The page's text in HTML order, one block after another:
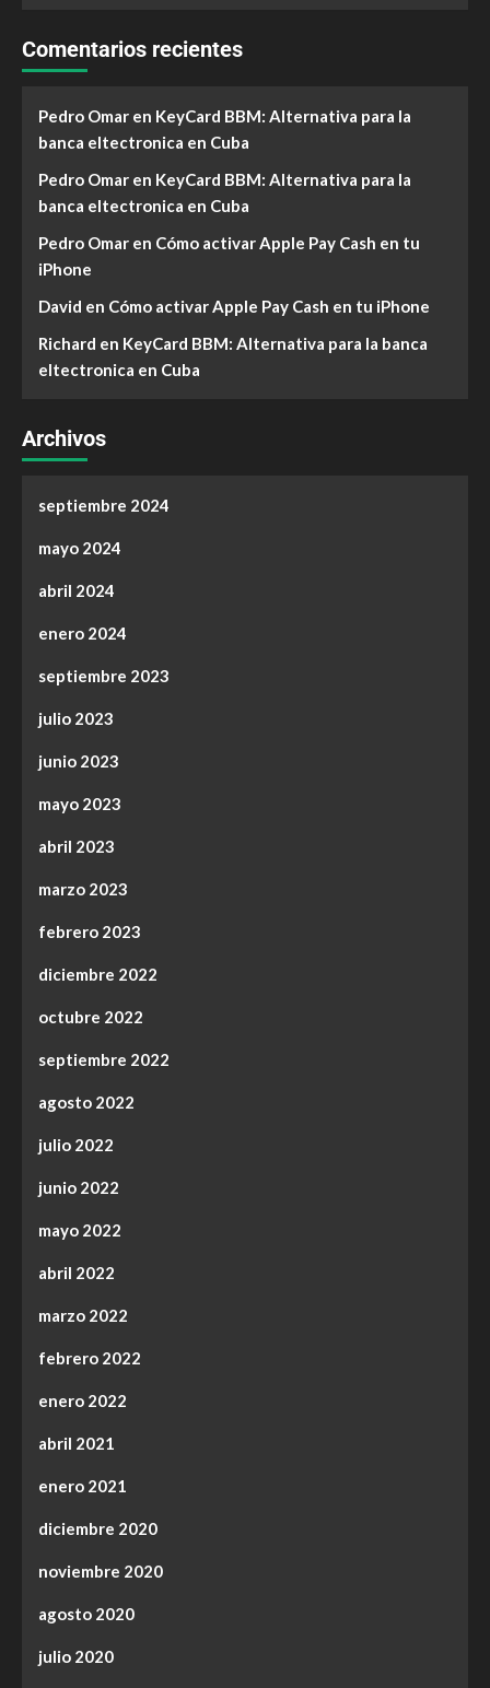
Comentarios recientes
Pedro Omar en KeyCard BBM: Alternativa para la
banca eltectronica en Cuba
Pedro Omar en KeyCard BBM: Alternativa para la
banca eltectronica en Cuba
Pedro Omar en Cómo activar Apple Pay Cash en tu
iPhone
David en Cómo activar Apple Pay Cash en tu iPhone
Richard en KeyCard BBM: Alternativa para la banca
eltectronica en Cuba
Archivos
septiembre 2024
mayo 2024
abril 2024
enero 2024
septiembre 2023
julio 2023
junio 2023
mayo 2023
abril 2023
marzo 2023
febrero 2023
diciembre 2022
octubre 2022
septiembre 2022
agosto 2022
julio 2022
junio 2022
mayo 2022
abril 2022
marzo 2022
febrero 2022
enero 2022
abril 2021
enero 2021
diciembre 2020
noviembre 2020
agosto 2020
julio 2020